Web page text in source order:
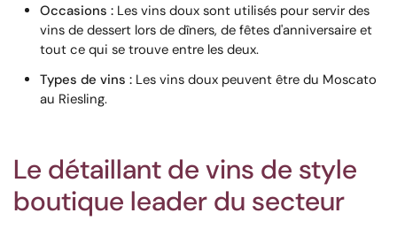
Occasions :Les vins doux sont utilisés pour servir des
vins de dessert lors de dîners, de fêtes d'anniversaire et
tout ce qui se trouve entre les deux.
Types de vins :Les vins doux peuvent être du Moscato
au Riesling.
Le détaillant de vins de style
boutique leader du secteur